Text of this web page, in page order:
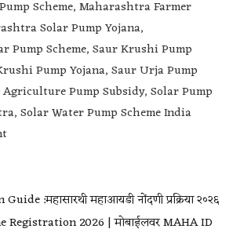
Scheme,Maharashtra Farmer
Solar Pump Yojana,
Pump Scheme,Saur Krushi Pump
Pump Yojana,Saur Urja Pump
Pump Subsidy,Solar Pump
,Solar Water Pump Scheme India
:महासारथी महाआयडी नोंदणी प्रक्रिया २०२६
Registration 2026 | मोबाईलवर MAHA ID